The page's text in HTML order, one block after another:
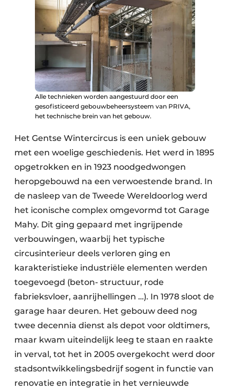
Alle technieken worden aangestuurd door een
gesofisticeerd gebouwbeheersysteem van PRIVA,
het technische brein van het gebouw.
Het Gentse Wintercircus is een uniek gebouw
met een woelige geschiedenis. Het werd in 1895
opgetrokken en in 1923 noodgedwongen
herop­gebouwd na een verwoestende brand. In
de nasleep van de Tweede Wereldoorlog werd
het iconische complex omgevormd tot Garage
Mahy. Dit ging gepaard met ingrijpende
verbouwingen, waarbij het typische
circusinterieur deels verloren ging en
karakteristieke industriële elementen werden
toegevoegd (beton- structuur, rode
fabrieksvloer, aanrijhellingen …). In 1978 sloot de
garage haar deuren. Het gebouw deed nog
twee decennia dienst als depot voor oldtimers,
maar kwam uiteindelijk leeg te staan en raakte
in verval, tot het in 2005 overgekocht werd door
stadsontwikkelingsbedrijf sogent in functie van
renovatie en integratie in het vernieuwde